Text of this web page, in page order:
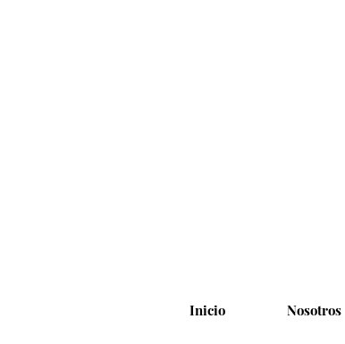
Inicio Nosotros